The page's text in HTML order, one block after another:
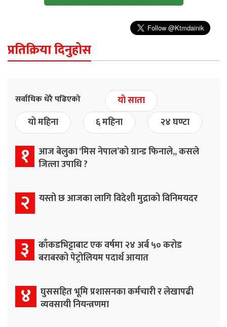
प्रतिक्रिया दिनुहोस
सर्वाधिक धेरै पढिएको
यो साता
यो महिना
६ महिना २४ घण्टा
१ आज बेलुका ‘मिस नेपाल’को ग्रान्ड फिनाले,, कसले
जित्ला उपाधि ?
२ यस्तो छ आजका लागि विदेशी मुद्राको विनिमयदर
३ काँकडभिट्टाबाट एक वर्षमा २४ अर्ब ५० करोड
बराबरको पेट्रोलियम पदार्थ आयात
४ घुससहित भूमि प्रशासनका कर्मचारी र लेखापढी
व्यवसायी नियन्त्रणमा